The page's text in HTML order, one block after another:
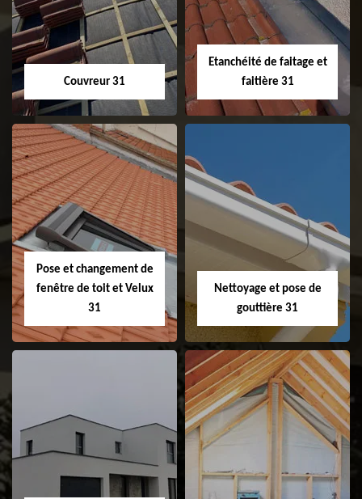
Couvreur 31
Couvreur 31
Etanchéité de faitage et
faitière 31
Etanchéité de
faitage et faitière
31
Pose et changement de
fenêtre de toit et Velux
31
Pose et
changement de
fenêtre de toit et
Nettoyage et pose de
gouttière 31
Nettoyage et pose